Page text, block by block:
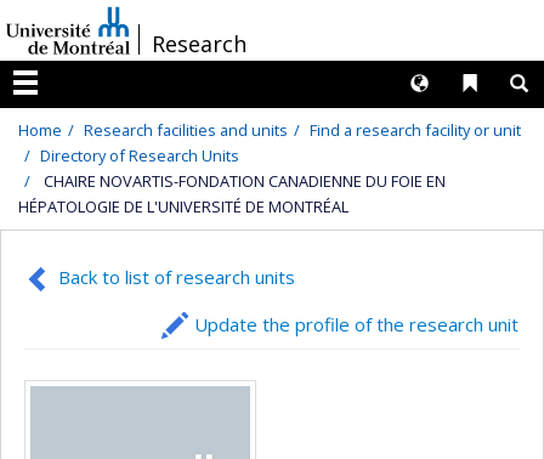
au
contenu
/Research
Menu
Liens
Langues
Home Research facilities and units
Find a research facility or unit
Directory of Research Units
CHAIRE NOVARTIS-FONDATION CANADIENNE DU FOIE EN
HÉPATOLOGIE DE L'UNIVERSITÉ DE MONTRÉAL
Back to list of research units
Update the profile of the research unit